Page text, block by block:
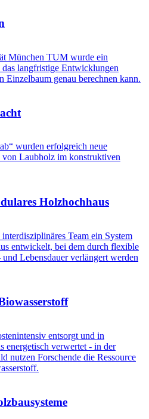
München TUM wurde ein
langfristige Entwicklungen
Einzelbaum genau berechnen kann.
wurden erfolgreich neue
Laubholz im konstruktiven
Holzhochhaus
Team ein System
entwickelt, bei dem durch flexible
Lebensdauer verlängert werden
entsorgt und in
energetisch verwertet - in der
nutzen Forschende die Ressource